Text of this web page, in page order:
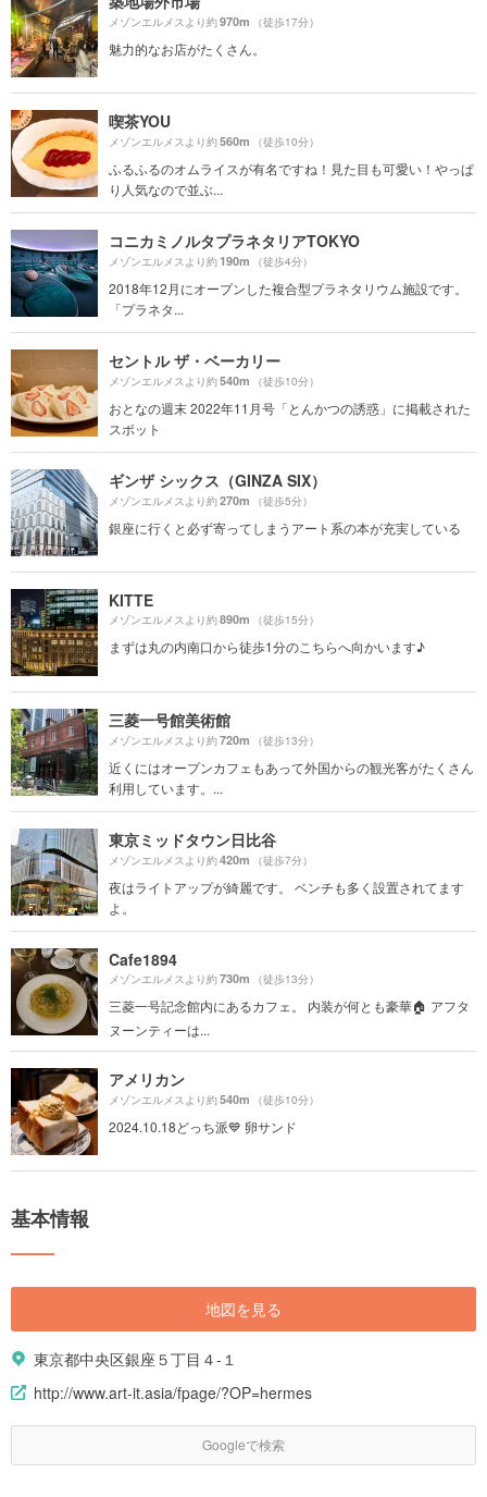
メゾンエルメスより約970m （徒歩17分）
魅力的なお店がたくさん。
喫茶YOU
メゾンエルメスより約560m （徒歩10分）
ふるふるのオムライスが有名ですね！見た目も可愛い！やっぱ
り人気なので並ぶ...
コニカミノルタプラネタリアTOKYO
メゾンエルメスより約190m （徒歩4分）
2018年12月にオープンした複合型プラネタリウム施設です。
「プラネタ...
セントル ザ・ベーカリー
メゾンエルメスより約540m （徒歩10分）
おとなの週末 2022年11月号「とんかつの誘惑」に掲載された
スポット
ギンザ シックス（GINZA SIX）
メゾンエルメスより約270m （徒歩5分）
銀座に行くと必ず寄ってしまうアート系の本が充実している
KITTE
メゾンエルメスより約890m （徒歩15分）
まずは丸の内南口から徒歩1分のこちらへ向かいます♪
三菱一号館美術館
メゾンエルメスより約720m （徒歩13分）
近くにはオープンカフェもあって外国からの観光客がたくさん
利用しています。...
東京ミッドタウン日比谷
メゾンエルメスより約420m （徒歩7分）
夜はライトアップが綺麗です。 ベンチも多く設置されてます
よ。
Cafe1894
メゾンエルメスより約730m （徒歩13分）
三菱一号記念館内にあるカフェ。 内装が何とも豪華🏠 アフタ
ヌーンティーは...
アメリカン
メゾンエルメスより約540m （徒歩10分）
2024.10.18どっち派💙 卵サンド
基本情報
地図を見る
東京都中央区銀座５丁目４-１
http://www.art-it.asia/fpage/?OP=hermes
Googleで検索